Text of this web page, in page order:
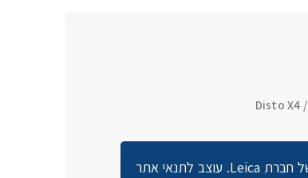
/ Disto X4
DISTO X4 הוא חלק מסדרת X האחרונה של מודדי טווח של חברת Leica. עוצב לתנאי אתר